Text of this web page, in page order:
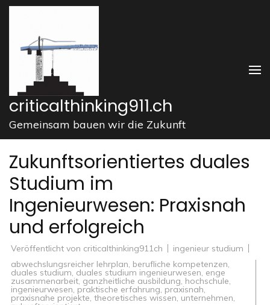
Zum
springen
drücken)
criticalthinking911.ch
Gemeinsam bauen wir die Zukunft
Zukunftsorientiertes duales
Studium im
Ingenieurwesen: Praxisnah
und erfolgreich
Veröffentlicht von criticalthinking911ch
ingenieur studium
abwechslungsreicher lehrplan, berufliche kompetenzen,
duales studium, duales studium ingenieurwesen, enge
zusammenarbeit, ganzheitliche ausbildung, hochschule,
ingenieurwesen, praktische erfahrung, praxisnah,
praxisnahe projekte, theoretisches wissen, unternehmen,